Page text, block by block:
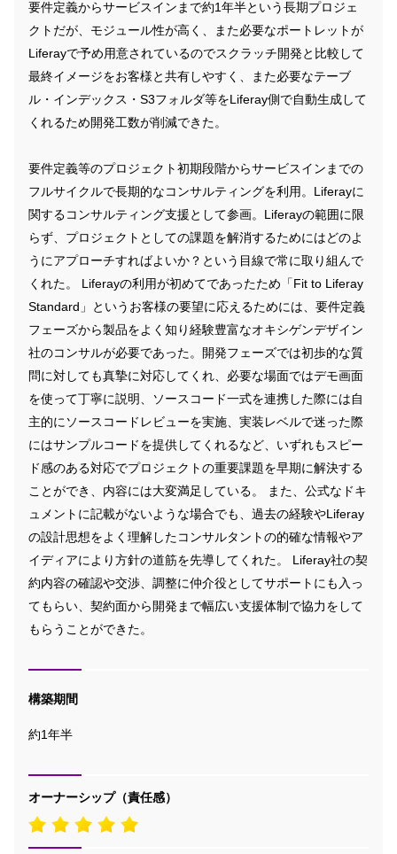
要件定義からサービスインまで約1年半という長期プロジェ
クトだが、モジュール性が高く、また必要なポートレットが
Liferayで予め用意されているのでスクラッチ開発と比較して
最終イメージをお客様と共有しやすく、また必要なテーブ
ル・インデックス・S3フォルダ等をLiferay側で自動生成して
くれるため開発工数が削減できた。
要件定義等のプロジェクト初期段階からサービスインまでの
フルサイクルで長期的なコンサルティングを利用。Liferayに
関するコンサルティング支援として参画。Liferayの範囲に限
らず、プロジェクトとしての課題を解消するためにはどのよ
うにアプローチすればよいか？という目線で常に取り組んで
くれた。 Liferayの利用が初めてであったため「Fit to Liferay
Standard」というお客様の要望に応えるためには、要件定義
フェーズから製品をよく知り経験豊富なオキシゲンデザイン
社のコンサルが必要であった。開発フェーズでは初歩的な質
問に対しても真摯に対応してくれ、必要な場面ではデモ画面
を使って丁寧に説明、ソースコード一式を連携した際には自
主的にソースコードレビューを実施、実装レベルで迷った際
にはサンプルコードを提供してくれるなど、いずれもスピー
ド感のある対応でプロジェクトの重要課題を早期に解決する
ことができ、内容には大変満足している。 また、公式なドキ
ュメントに記載がないような場合でも、過去の経験やLiferay
の設計思想をよく理解したコンサルタントの的確な情報やア
イディアにより方針の道筋を先導してくれた。 Liferay社の契
約内容の確認や交渉、調整に仲介役としてサポートにも入っ
てもらい、契約面から開発まで幅広い支援体制で協力をして
もらうことができた。
構築期間
約1年半
オーナーシップ（責任感）